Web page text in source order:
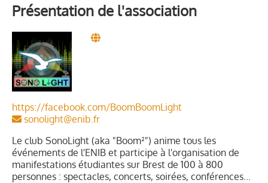
Présentation de l'association
https://facebook.com/BoomBoomLight
sonolight@enib.fr
Le club SonoLight (aka "Boom²") anime tous les
événements de l'ENIB et participe à l'organisation de
manifestations étudiantes sur Brest de 100 à 800
personnes : spectacles, concerts, soirées, conférences...